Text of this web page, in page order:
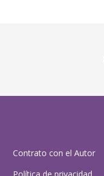
Contrato con el Autor